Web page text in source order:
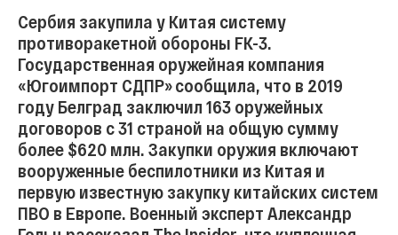
Сербия закупила у Китая систему
противоракетной обороны FK-3.
Государственная оружейная компания
«Югоимпорт СДПР» сообщила, что в 2019
году Белград заключил 163 оружейных
договоров с 31 страной на общую сумму
более $620 млн. Закупки оружия включают
вооруженные беспилотники из Китая и
первую известную закупку китайских систем
ПВО в Европе. Военный эксперт Александр